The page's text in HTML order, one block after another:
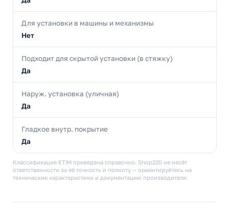
Для установки в машины и механизмы
Нет
Подходит для скрытой установки (в стяжку)
Да
Наруж. установка (уличная)
Да
Гладкое внутр. покрытие
Да
Классификация ETIM приведена справочно. Shop220 не несёт
ответственности за её точность и полноту — ориентируйтесь на
технические характеристики и документацию производителя.